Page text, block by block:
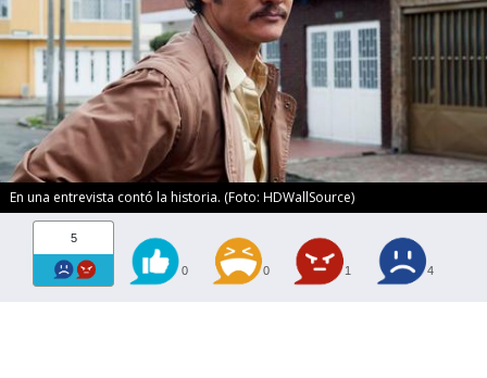
En una entrevista contó la historia. (Foto: HDWallSource)
5
0 0 1 4